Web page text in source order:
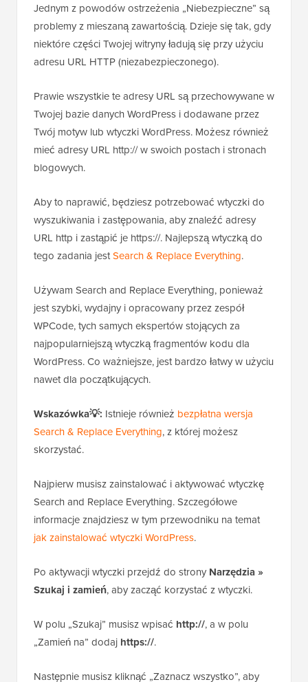
Jednym z powodów ostrzeżenia „Niebezpieczne” są
problemy z mieszaną zawartością. Dzieje się tak, gdy
niektóre części Twojej witryny ładują się przy użyciu
adresu URL HTTP (niezabezpieczonego).
Prawie wszystkie te adresy URL są przechowywane w
Twojej bazie danych WordPress i dodawane przez
Twój motyw lub wtyczki WordPress. Możesz również
mieć adresy URL http:// w swoich postach i stronach
blogowych.
Aby to naprawić, będziesz potrzebować wtyczki do
wyszukiwania i zastępowania, aby znaleźć adresy
URL http i zastąpić je https://. Najlepszą wtyczką do
tego zadania jestSearch & Replace Everything.
Używam Search and Replace Everything, ponieważ
jest szybki, wydajny i opracowany przez zespół
WPCode, tych samych ekspertów stojących za
najpopularniejszą wtyczką fragmentów kodu dla
WordPress. Co ważniejsze, jest bardzo łatwy w użyciu
nawet dla początkujących.
Wskazówka💡: Istnieje również bezpłatna wersja
Search & Replace Everything, z której możesz
skorzystać.
Najpierw musisz zainstalować i aktywować wtyczkę
Search and Replace Everything. Szczegółowe
informacje znajdziesz w tym przewodniku na temat
jak zainstalować wtyczki WordPress.
Po aktywacji wtyczki przejdź do strony Narzędzia »
Szukaj i zamień, aby zacząć korzystać z wtyczki.
W polu „Szukaj” musisz wpisać http://, a w polu
„Zamień na” dodaj https://.
Następnie musisz kliknąć „Zaznacz wszystko”, aby